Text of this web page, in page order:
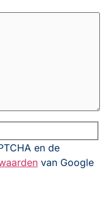
en de
van Google